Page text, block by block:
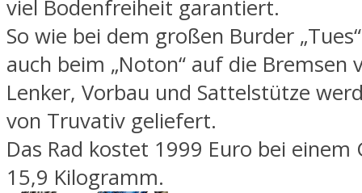
viel Bodenfreiheit garantiert.
So wie bei dem großen Burder
auch beim „Noton“ auf die Bremsen
Lenker, Vorbau und Sattelstütze
von Truvativ geliefert.
Das Rad kostet 1999 Euro bei einem
15,9 Kilogramm.